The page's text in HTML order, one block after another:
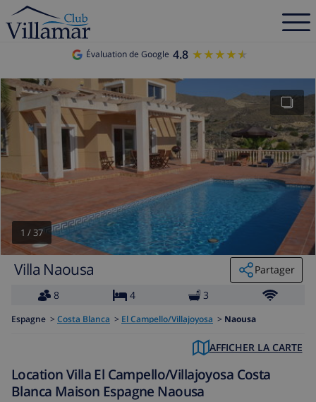
Évaluation de Google 4.8 ★★★★★
★★★★★
1 /37
Villa Naousa
Partager
8
4 3
Espagne > Costa Blanca > El Campello/Villajoyosa > Naousa
AFFICHER LA CARTE
Location Villa El Campello/Villajoyosa Costa
Blanca Maison Espagne Naousa